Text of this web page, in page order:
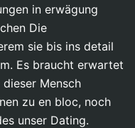
in erwägung
Die
sie bis ins detail
Es braucht erwartet
Mensch
zu en bloc, noch
unser Dating.